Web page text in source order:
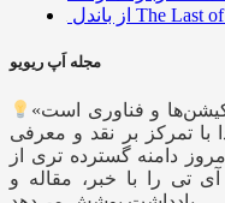
مجله اَپ ریویو
«و فناوری است
ابتدا با تمرکز بر نقد و معرفی
دامنه گسترده تری از
تی را با خبر، مقاله و